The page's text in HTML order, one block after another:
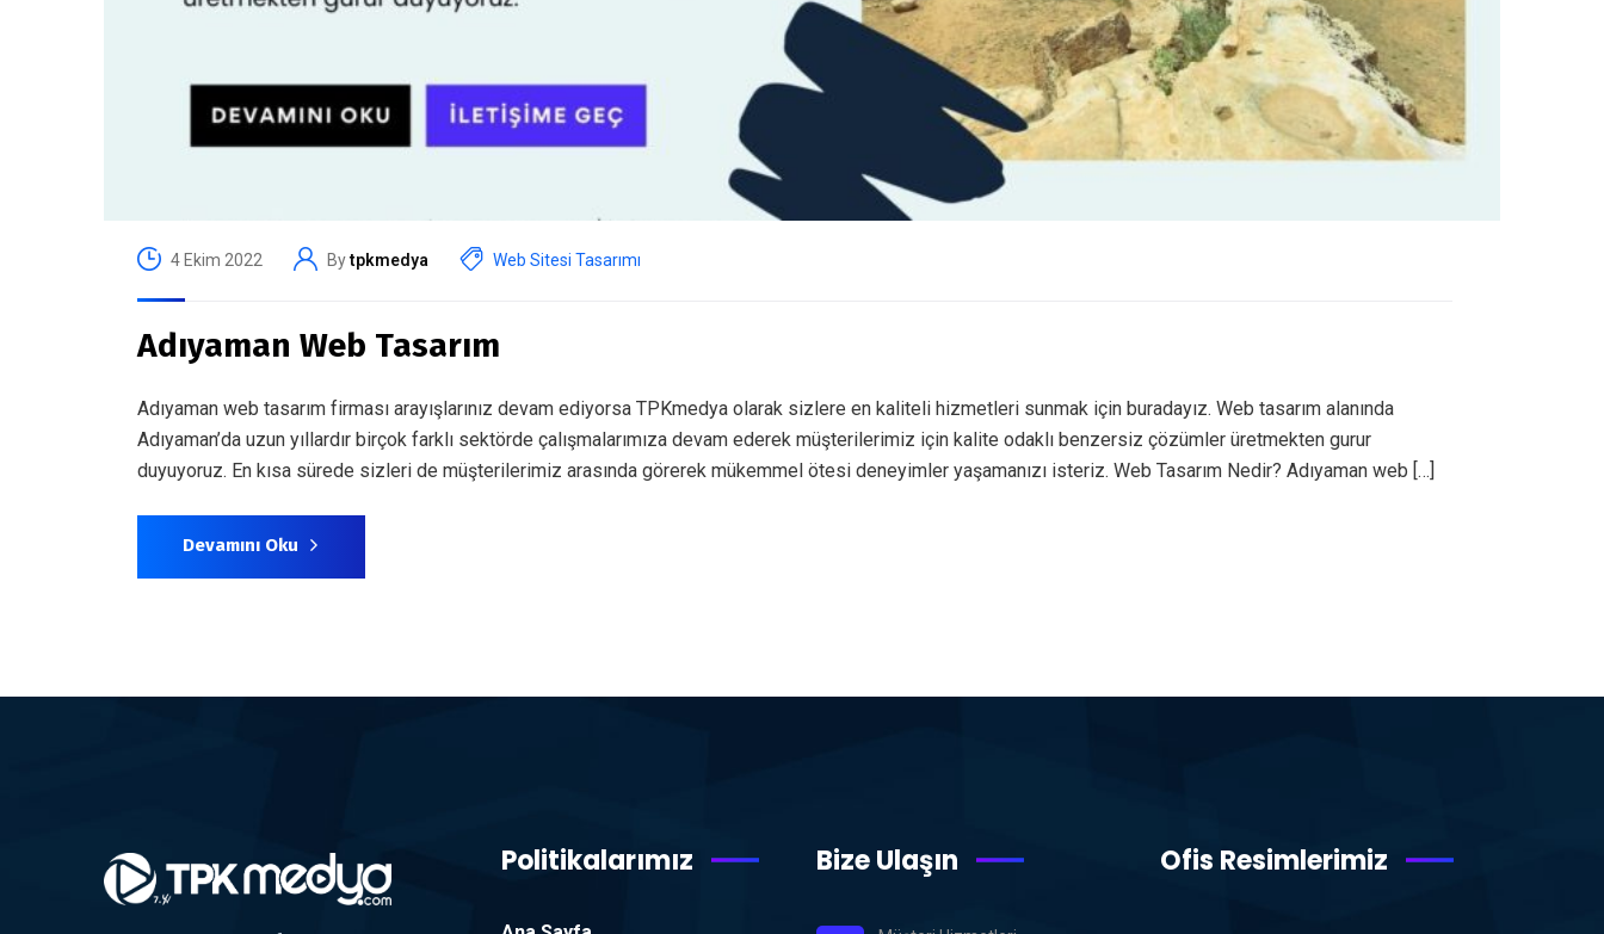
4 Ekim 2022 Bytpkmedya Web Sitesi Tasarımı
Adıyaman Web Tasarım
Adıyaman web tasarım firması arayışlarınız devam ediyorsa TPKmedya olarak sizlere en kaliteli hizmetleri sunmak için buradayız. Web tasarım alanında
Adıyaman’da uzun yıllardır birçok farklı sektörde çalışmalarımıza devam ederek müşterilerimiz için kalite odaklı benzersiz çözümler üretmekten gurur
duyuyoruz. En kısa sürede sizleri de müşterilerimiz arasında görerek mükemmel ötesi deneyimler yaşamanızı isteriz. Web Tasarım Nedir? Adıyaman web […]
Devamını Oku
Politikalarımız Bize Ulaşın Ofis Resimlerimiz